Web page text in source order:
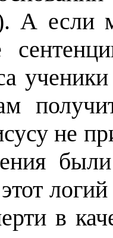
А если
не
в